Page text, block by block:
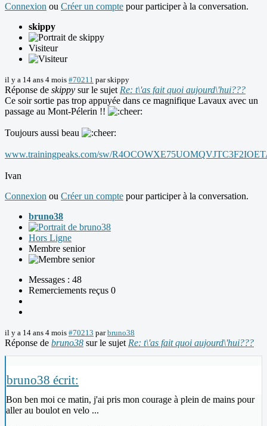
Connexion ou Créer un compte pour participer à la conversation.
skippy
Visiteur
il y a 14 ans 4 mois #70211 parskippy
Réponse de skippy sur le sujet Re: t\'as fait quoi aujourd\'hui???
Ce soir sortie pas trop appuyée dans ce magnifique Lavaux avec un
passage au Mont-Pélerin !!
Toujours aussi beau
www.trainingpeaks.com/sw/
Ivan
Connexion ou Créer un compte pour participer à la conversation.
bruno38
Hors Ligne
Membre senior
Messages : 48
Remerciements reçus 0
il y a 14 ans 4 mois #70213 parbruno38
Réponse de bruno38 sur le sujet Re: t\'as fait quoi aujourd\'hui???
bruno38 écrit:
Bon ben moi ce matin, j'ai pris mon courage à plein de mains pour
aller au boulot en velo ...